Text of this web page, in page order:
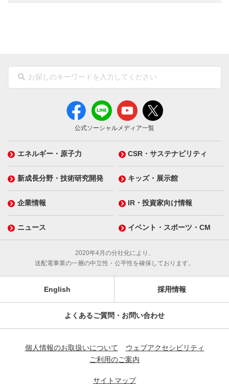
公式ソーシャルメディア一覧
エネルギー・原子力 CSR・サステナビリティ
新成長分野・技術研究開発 キッズ・展示館
企業情報 IR・投資家向け情報
ニュース イベント・スポーツ・CM
2020年4月の分社化により、
送配電事業の一層の中立性・公平性を確保しております。
English 採用情報
よくあるご質問・お問い合わせ
個人情報のお取扱いについて
ウェブアクセシビリティ
ご利用のご案内
サイトマップ